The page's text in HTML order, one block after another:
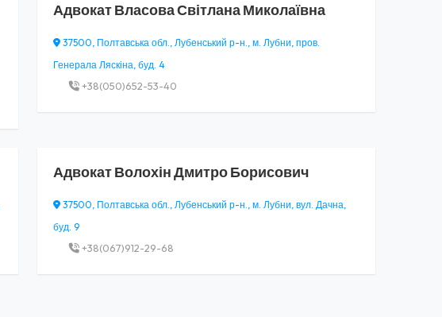
АдвокатВласова Світлана Миколаївна
37500, Полтавська обл., Лубенський р-н., м. Лубни, пров.
Генерала Ляскіна, буд. 4
+38(050)652-53-40
АдвокатВолохін Дмитро Борисович
37500, Полтавська обл., Лубенський р-н., м. Лубни, вул. Дачна,
буд. 9
+38(067)912-29-68